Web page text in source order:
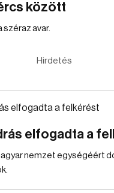
között
széraz avar.
Hirdetés
elfogadta a
nemzet egységéért